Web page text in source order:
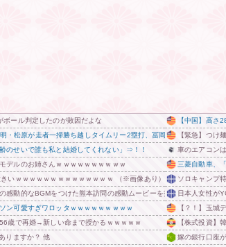
ール判定したのが敗因だよな
松原が走者一掃勝ち越しタイムリー2塁打、冨岡1失点完投
のせいで誰も私と結婚してくれない」⇒！！
デルのお姉さんｗｗｗｗｗｗｗｗｗｗ
いｗｗｗｗｗｗｗｗｗｗｗｗｗｗ （※画像あり）
感動的なBGMをつけた熊本訪問の感動ムービーを投稿
ン可愛すぎワロッタｗｗｗｗｗｗｗｗｗ
歳で再婚→新しい命まで授かるｗｗｗｗｗ
りますか？ 他
【中国】高さ
【緊急】つけ
車のエアコン
三菱自動車、
ソロキャンプ
日本人女性が
【？！】玉城
【株式投資】
嫁の銀行口座